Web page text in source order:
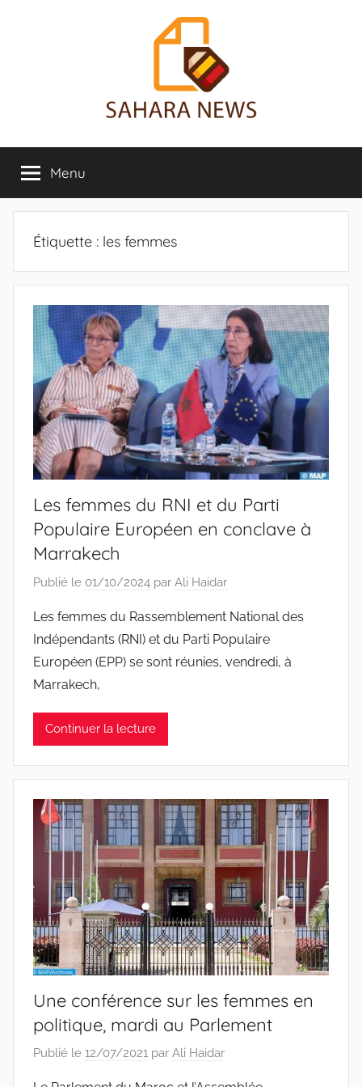
Sahara
News
sur
le
Sahara
révélée
Menu
Étiquette : les femmes
Les femmes du RNI et du Parti
Populaire Européen en conclave à
Marrakech
Publié le 01/10/2024 par Ali Haidar
Les femmes du Rassemblement National des
Indépendants (RNI) et du Parti Populaire
Européen (EPP) se sont réunies, vendredi, à
Marrakech,
Continuer la lecture
Une conférence sur les femmes en
politique, mardi au Parlement
Publié le 12/07/2021 par Ali Haidar